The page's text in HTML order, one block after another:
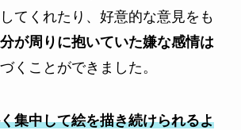
てくれたり、好意的な意見をも
が周りに抱いていた嫌な感情は
くことができました。
集中して絵を描き続けられるよ